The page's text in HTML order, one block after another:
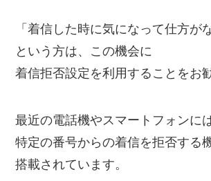
「着信した時に気になって仕方が
という方は、この機会に
着信拒否設定を利用することをお
最近の電話機やスマートフォンには
特定の番号からの着信を拒否する
搭載されています。